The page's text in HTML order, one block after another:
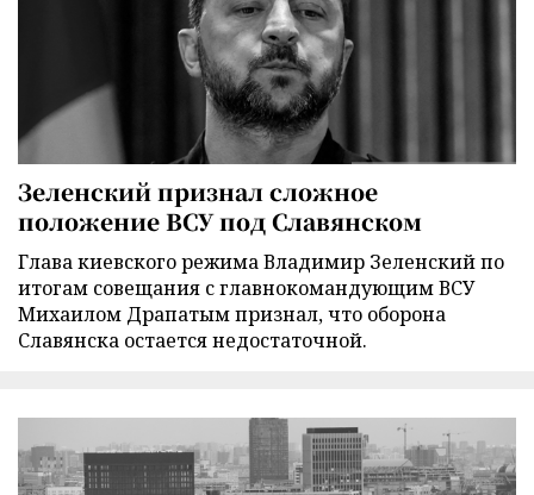
Зеленский признал сложное
положение ВСУ под Славянском
Глава киевского режима Владимир Зеленский по
итогам совещания с главнокомандующим ВСУ
Михаилом Драпатым признал, что оборона
Славянска остается недостаточной.